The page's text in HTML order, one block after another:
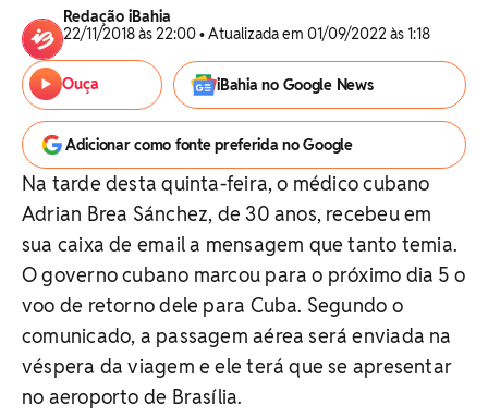
Redação iBahia
22/11/2018 às 22:00 • Atualizada em 01/09/2022 às 1:18
Ouça iBahia no Google News
Adicionar como fonte preferida no Google
Na tarde desta quinta-feira, o médico cubano
Adrian Brea Sánchez, de 30 anos, recebeu em
sua caixa de email a mensagem que tanto temia.
O governo cubano marcou para o próximo dia 5 o
voo de retorno dele para Cuba. Segundo o
comunicado, a passagem aérea será enviada na
véspera da viagem e ele terá que se apresentar
no aeroporto de Brasília.